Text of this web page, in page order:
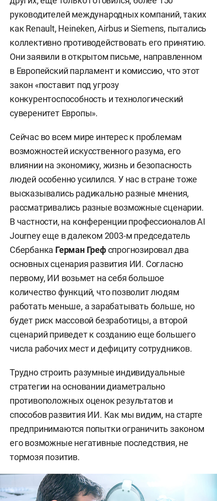
руководителей международных компаний, таких
как Renault, Heineken, Airbus и Siemens, пытались
коллективно противодействовать его принятию.
Они заявили в открытом письме, направленном
в Европейский парламент и комиссию, что этот
закон «поставит под угрозу
конкурентоспособность и технологический
суверенитет Европы».
Сейчас во всем мире интерес к проблемам
возможностей искусственного разума, его
влиянии на экономику, жизнь и безопасность
людей особенно усилился. У нас в стране тоже
высказывались радикально разные мнения,
рассматривались разные возможные сценарии.
В частности, на конференции профессионалов AI
Journey еще в далеком 2003-м председатель
Сбербанка Герман Грефспрогнозировал два
основных сценария развития ИИ. Согласно
первому, ИИ возьмет на себя большое
количество функций, что позволит людям
работать меньше, а зарабатывать больше, но
будет риск массовой безработицы, а второй
сценарий приведет к созданию еще большего
числа рабочих мест и дефициту сотрудников.
Трудно строить разумные индивидуальные
стратегии на основании диаметрально
противоположных оценок результатов и
способов развития ИИ. Как мы видим, на старте
предпринимаются попытки ограничить законом
его возможные негативные последствия, не
тормозя позитив.